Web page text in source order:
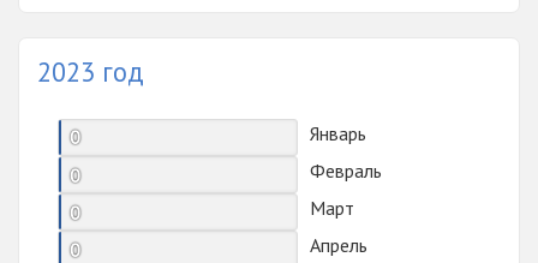
2023 год
0
Январь
0
Февраль
0
Март
0
Апрель